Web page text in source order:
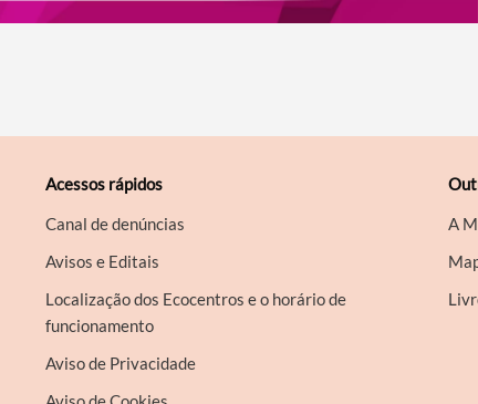
Acessos rápidos
Canal de denúncias
Avisos e Editais
Localização dos Ecocentros e o horário de
funcionamento
Aviso de Privacidade
A